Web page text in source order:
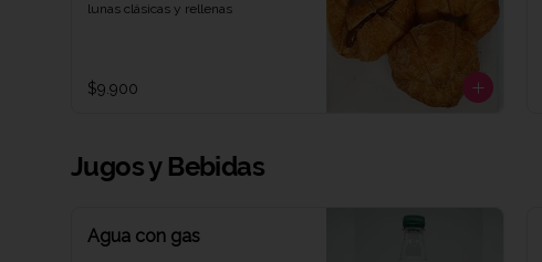
lunas clásicas y rellenas
$9.900
Jugos y Bebidas
Agua con gas